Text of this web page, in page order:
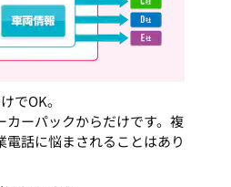
でOK。
カーパックからだけです。複
話に悩まされることはあり